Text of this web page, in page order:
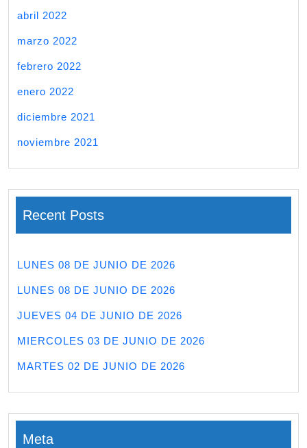
abril 2022
marzo 2022
febrero 2022
enero 2022
diciembre 2021
noviembre 2021
Recent Posts
LUNES 08 DE JUNIO DE 2026
LUNES 08 DE JUNIO DE 2026
JUEVES 04 DE JUNIO DE 2026
MIERCOLES 03 DE JUNIO DE 2026
MARTES 02 DE JUNIO DE 2026
Meta